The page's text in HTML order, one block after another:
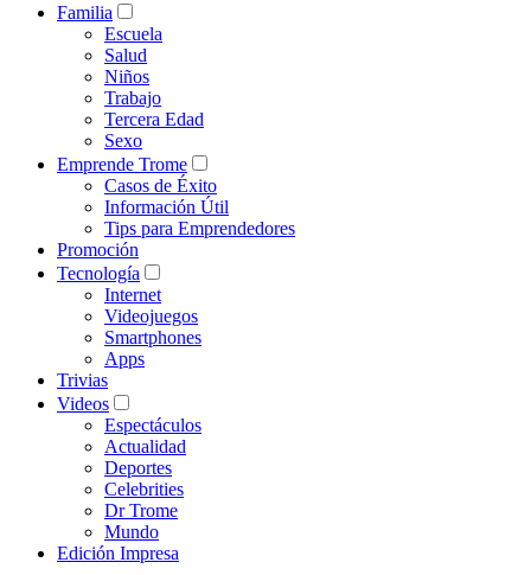
Familia
Escuela
Salud
Niños
Trabajo
Tercera Edad
Sexo
Emprende Trome
Casos de Éxito
Información Útil
Tips para Emprendedores
Promoción
Tecnología
Internet
Videojuegos
Smartphones
Apps
Trivias
Videos
Espectáculos
Actualidad
Deportes
Celebrities
Dr Trome
Mundo
Edición Impresa